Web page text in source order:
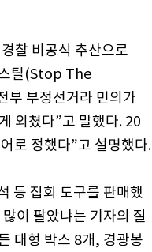
찰 비공식 추산으로
스틸(Stop The
부 부정선거라 민의가
외쳤다”고 말했다. 20
로 정했다”고 설명했다.
등 집회 도구를 판매했
이 팔았냐는 기자의 질
대형 박스 8개, 경광봉